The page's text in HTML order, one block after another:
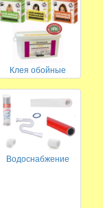
Клея обойные
Водоснабжение